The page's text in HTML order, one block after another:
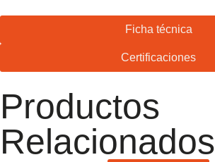
Ficha técnica
Certificaciones
Productos
Relacionados